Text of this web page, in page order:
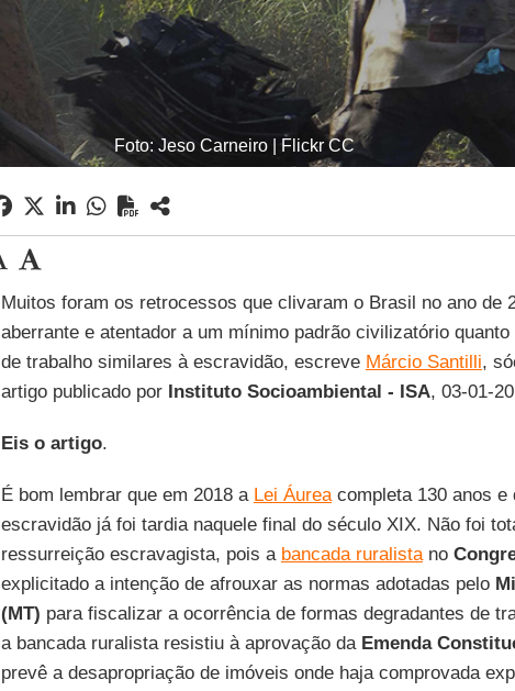
Foto: Jeso Carneiro | Flickr CC
Muitos foram os retrocessos que clivaram o Brasil no ano de
aberrante e atentador a um mínimo padrão civilizatório
de trabalho similares à escravidão, escreve Márcio Santilli,
artigo publicado por Instituto Socioambiental - ISA, 03-01-
Eis o artigo.
É bom lembrar que em 2018 a Lei Áureacompleta 130 anos e
escravidão já foi tardia naquele final do século XIX. Não foi
ressurreição escravagista, pois a bancada ruralistano
explicitado a intenção de afrouxar as normas adotadas pelo
(MT) para fiscalizar a ocorrência de formas degradantes de
a bancada ruralista resistiu à aprovação daEmenda
prevê a desapropriação de imóveis onde haja comprovada